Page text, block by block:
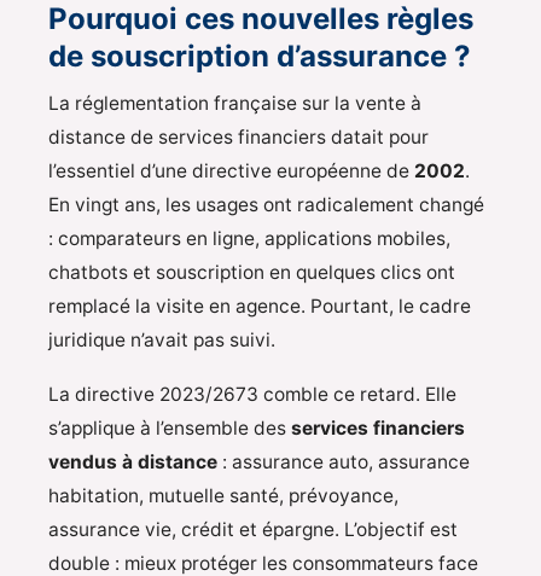
Pourquoi ces nouvelles règles
de souscription d’assurance ?
La réglementation française sur la vente à
distance de services financiers datait pour
l’essentiel d’une directive européenne de 2002.
En vingt ans, les usages ont radicalement changé
: comparateurs en ligne, applications mobiles,
chatbots et souscription en quelques clics ont
remplacé la visite en agence. Pourtant, le cadre
juridique n’avait pas suivi.
La directive 2023/2673 comble ce retard. Elle
s’applique à l’ensemble des services financiers
vendus à distance : assurance auto, assurance
habitation, mutuelle santé, prévoyance,
assurance vie, crédit et épargne. L’objectif est
double : mieux protéger les consommateurs face